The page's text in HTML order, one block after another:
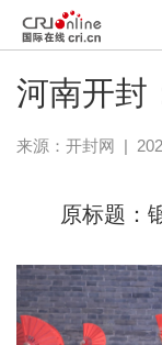
河南开封
来源： 开封网 |
原标题：锻